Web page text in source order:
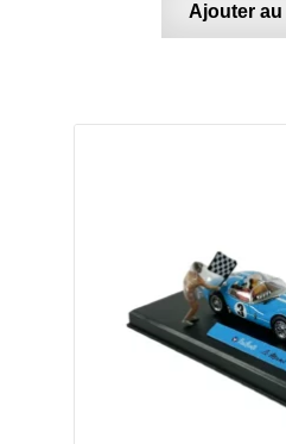
Ajouter au